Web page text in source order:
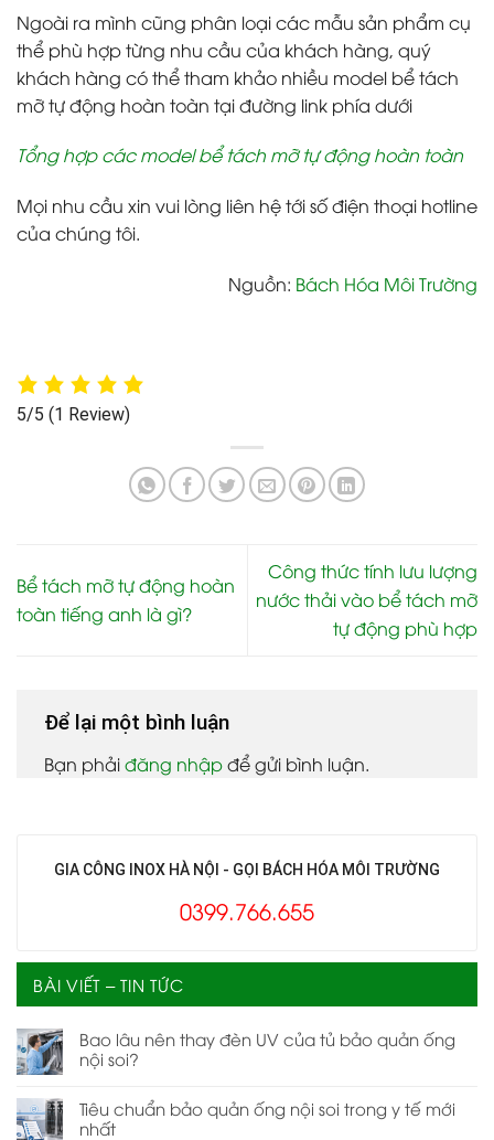
GIA CÔNG INOX HÀ NỘI - GỌI BÁCH HÓA MÔI TRƯỜNG
0399.766.655
BÀI VIẾT – TIN TỨC
Bao lâu nên thay đèn UV của tủ bảo quản ống
nội soi?
Tiêu chuẩn bảo quản ống nội soi trong y tế mới
nhất
Ngoài ra mình cũng phân loại các mẫu sản phẩm cụ
thể phù hợp từng nhu cầu của khách hàng, quý
khách hàng có thể tham khảo nhiều model bể tách
mỡ tự động hoàn toàn tại đường link phía dưới
Tổng hợp các model bể tách mỡ tự động hoàn toàn
Mọi nhu cầu xin vui lòng liên hệ tới số điện thoại hotline
của chúng tôi.
Nguồn: Bách Hóa Môi Trường
5/5 (1 Review)
Bể tách mỡ tự động hoàn
toàn tiếng anh là gì?
Công thức tính lưu lượng
nước thải vào bể tách mỡ
tự động phù hợp
Để lại một bình luận
Bạn phảiđăng nhậpđể gửi bình luận.